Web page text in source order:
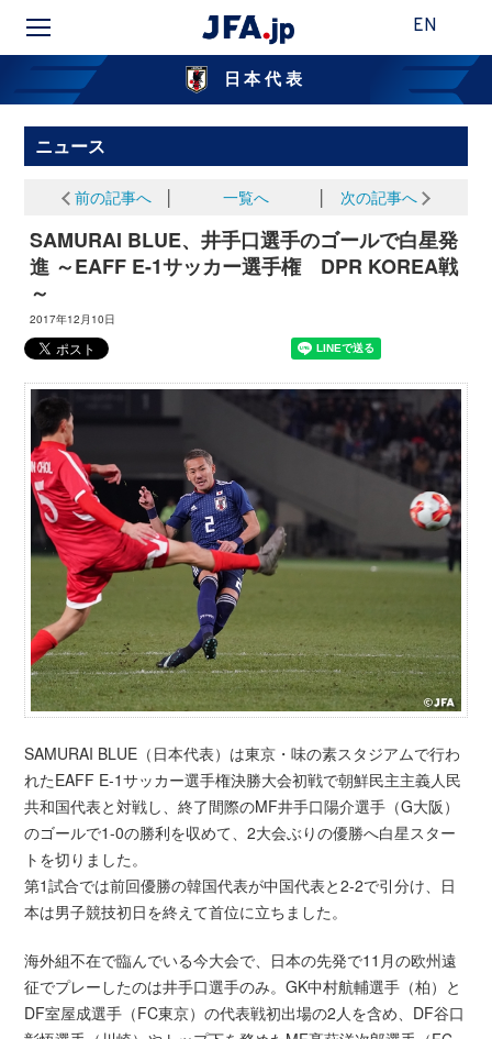
EN
日本代表
ニュース
前の記事へ 一覧へ 次の記事へ
SAMURAI BLUE、井手口選手のゴールで白星発
進 ～EAFF E-1サッカー選手権 DPR KOREA戦
～
2017年12月10日
SAMURAI BLUE（日本代表）は東京・味の素スタジアムで行わ
れたEAFF E-1サッカー選手権決勝大会初戦で朝鮮民主主義人民
共和国代表と対戦し、終了間際のMF井手口陽介選手（G大阪）
のゴールで1-0の勝利を収めて、2大会ぶりの優勝へ白星スター
トを切りました。
第1試合では前回優勝の韓国代表が中国代表と2-2で引分け、日
本は男子競技初日を終えて首位に立ちました。
海外組不在で臨んでいる今大会で、日本の先発で11月の欧州遠
征でプレーしたのは井手口選手のみ。GK中村航輔選手（柏）と
DF室屋成選手（FC東京）の代表戦初出場の2人を含め、DF谷口